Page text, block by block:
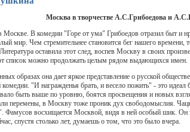
Москва в творчестве А.С.Грибоедова и
В комедии "Горе от ума" Грибоедов отразил быт и
мир. Чем стремительнее становится бег нашего времени,
оставила этот след, воспев Москву в своих
список можно продолжать целым рядом выдающихся имен.
образах она дает яркое представление о русской
комедии. "И награжденья брать, и весело пожить" - это
быть выше по уровню, боятся просвещения и новых
перемены, в Москву тоже проник дух свободомыслия.
Фамусов восхищается Москвой, видя в ней особый шик.
спустя столько лет, думаешь о том, что это было вчера.